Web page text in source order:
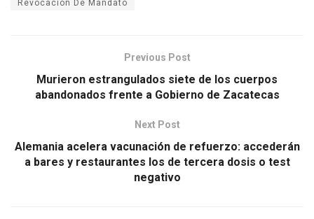
Revocación De Mandato
Previous Post
Murieron estrangulados siete de los cuerpos
abandonados frente a Gobierno de Zacatecas
Next Post
Alemania acelera vacunación de refuerzo: accederán
a bares y restaurantes los de tercera dosis o test
negativo